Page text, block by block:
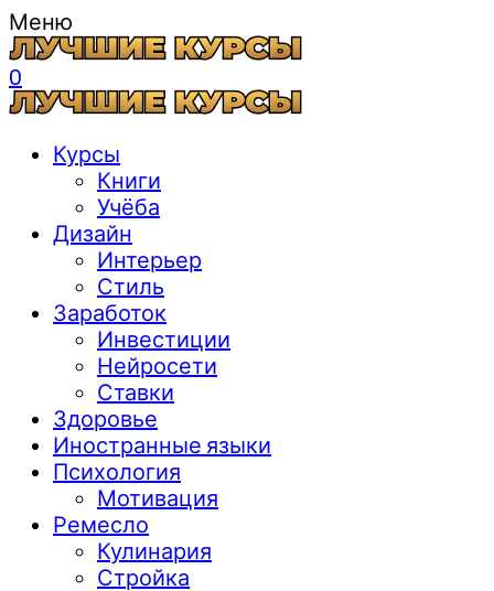
Меню
0
Курсы
Книги
Учёба
Дизайн
Интерьер
Стиль
Заработок
Инвестиции
Нейросети
Ставки
Здоровье
Иностранные языки
Психология
Мотивация
Ремесло
Кулинария
Стройка